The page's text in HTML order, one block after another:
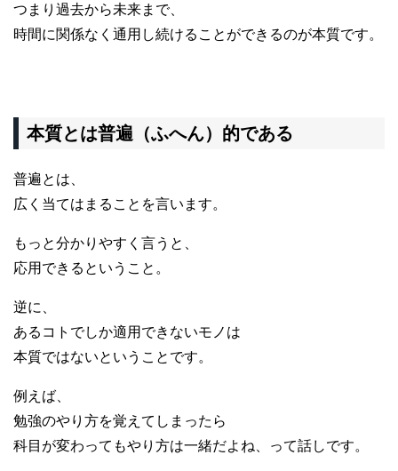
つまり過去から未来まで、
時間に関係なく通用し続けることができるのが本質です。
本質とは普遍（ふへん）的である
普遍とは、
広く当てはまることを言います。
もっと分かりやすく言うと、
応用できるということ。
逆に、
あるコトでしか適用できないモノは
本質ではないということです。
例えば、
勉強のやり方を覚えてしまったら
科目が変わってもやり方は一緒だよね、って話しです。